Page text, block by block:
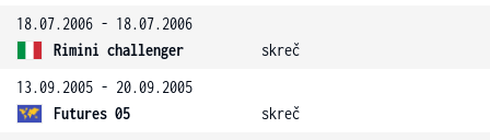
18.07.2006 - 18.07.2006
Rimini challenger
skreč
13.09.2005 - 20.09.2005
Futures 05
skreč